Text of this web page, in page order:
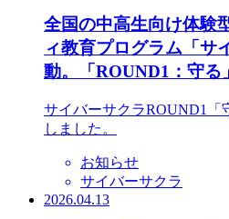
全国の中高生向け体験
ィ教育プログラム「サ
動。「ROUND1：守る
サイバーサクラROUND1「
しました。
お知らせ
サイバーサクラ
2026.04.13